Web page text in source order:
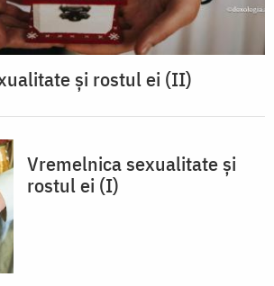
și rostul ei (II)
Vremelnica sexualitate și
rostul ei (I)